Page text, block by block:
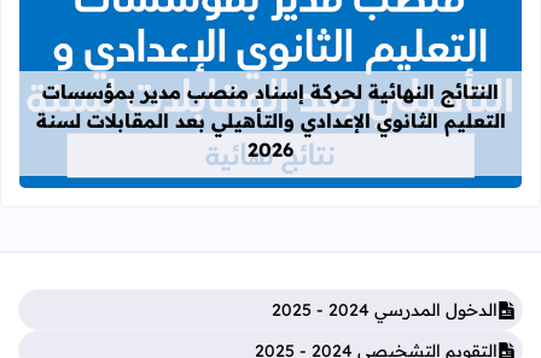
قراءة المزيد عن النتائج النهائية
النتائج النهائية لحركة إسناد منصب مدير بمؤسسات
التعليم الثانوي الإعدادي والتأهيلي بعد المقابلات لسنة
2026
الدخول المدرسي 2024 - 2025
التقويم التشخيصي 2024 - 2025